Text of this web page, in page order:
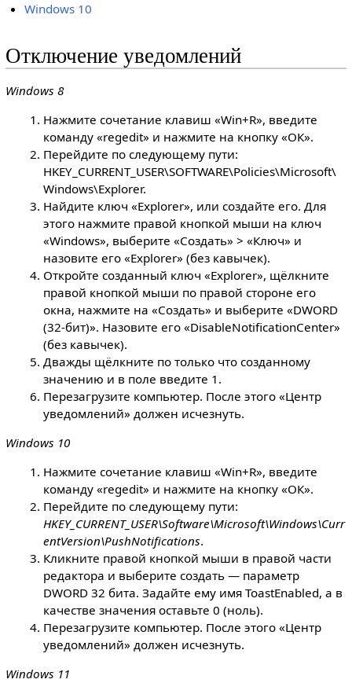
Windows 10
Отключение уведомлений
Windows 8
Нажмите сочетание клавиш «Win+R», введите
команду «regedit» и нажмите на кнопку «ОК».
Перейдите по следующему пути:
HKEY_CURRENT_USER\SOFTWARE\Policies\Microsoft\
Windows\Explorer.
Найдите ключ «Explorer», или создайте его. Для
этого нажмите правой кнопкой мыши на ключ
«Windows», выберите «Создать» > «Ключ» и
назовите его «Explorer» (без кавычек).
Откройте созданный ключ «Explorer», щёлкните
правой кнопкой мыши по правой стороне его
окна, нажмите на «Создать» и выберите «DWORD
(32-бит)». Назовите его «DisableNotificationCenter»
(без кавычек).
Дважды щёлкните по только что созданному
значению и в поле введите 1.
Перезагрузите компьютер. После этого «Центр
уведомлений» должен исчезнуть.
Windows 10
Нажмите сочетание клавиш «Win+R», введите
команду «regedit» и нажмите на кнопку «ОК».
Перейдите по следующему пути:
HKEY_CURRENT_USER\Software\Microsoft\Windows\Curr
entVersion\PushNotifications.
Кликните правой кнопкой мыши в правой части
редактора и выберите создать — параметр
DWORD 32 бита. Задайте ему имя ToastEnabled, а в
качестве значения оставьте 0 (ноль).
Перезагрузите компьютер. После этого «Центр
уведомлений» должен исчезнуть.
Windows 11